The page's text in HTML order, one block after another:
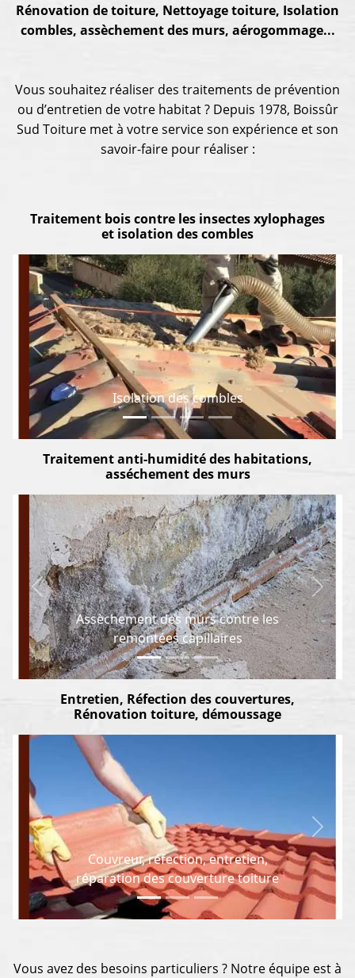
Rénovation de toiture, Nettoyage toiture, Isolation
combles, assèchement des murs, aérogommage...
Vous souhaitez réaliser des traitements de prévention
ou d’entretien de votre habitat ? Depuis 1978, Boissûr
Sud Toiture met à votre service son expérience et son
savoir-faire pour réaliser :
Traitement bois contre les insectes xylophages
et isolation des combles
Isolation des combles
Previous Next
Traitement anti-humidité des habitations,
asséchement des murs
Assèchement des murs contre les
remontées capillaires
Previous Next
Entretien, Réfection des couvertures,
Rénovation toiture, démoussage
Couvreur, réfection, entretien,
réparation des couverture toiture
Previous Next
Vous avez des besoins particuliers ? Notre équipe est à